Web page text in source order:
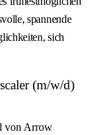
spannende
sich
(m/w/d)
von Arrow